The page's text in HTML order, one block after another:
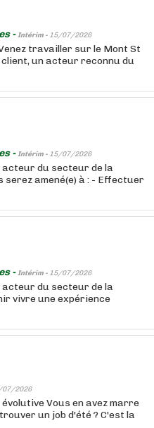
-Intérim - 15/07/2026
travailler sur le Mont St
client, un acteur reconnu du
-Intérim - 15/07/2026
acteur du secteur de la
amené(e) à : - Effectuer
-Intérim - 15/07/2026
acteur du secteur de la
vivre une expérience
07/2026
Vous en avez marre
un job d'été ? C'est la